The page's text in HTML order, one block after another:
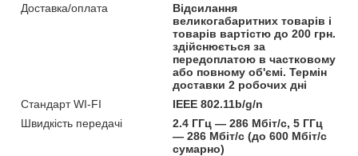
Доставка/оплата
Відсилання
великогабаритних товарів і
товарів вартістю до 200 грн.
здійснюється за
передоплатою в частковому
або повному об'ємі. Термін
доставки 2 робочих дні
Стандарт WI-FI
IEEE 802.11b/g/n
Швидкість передачі
2.4 ГГц — 286 Мбіт/с, 5 ГГц
— 286 Мбіт/с (до 600 Мбіт/с
сумарно)